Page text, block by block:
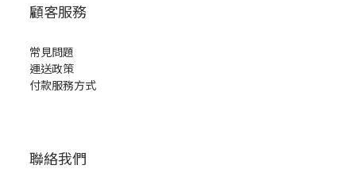
顧客服務
常見問題
運送政策
付款服務方式
聯絡我們